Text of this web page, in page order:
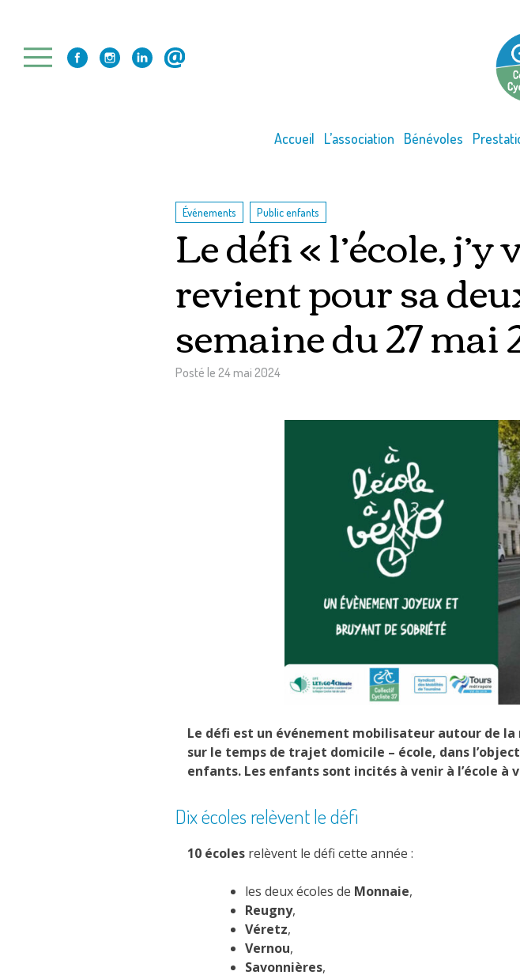
content
Accueil L’association Bénévoles
Événements Public enfants
Le défi « l’école,
revient pour sa
semaine du 27 mai
Posté le 24 mai 2024
Le défi est un événement mobilisateur autour de la
sur le temps de trajet domicile – école, dans
enfants. Les enfants sont incités à venir à l’école à
Dix écoles relèvent le défi
10 écoles relèvent le défi cette année :
les deux écoles de Monnaie,
Reugny,
Véretz,
Vernou,
Savonnières,